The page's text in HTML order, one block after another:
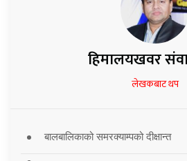
हिमालयखवर
लेखकबाट थप
बालबालिकाको समरक्याम्पको दीक्षान्त